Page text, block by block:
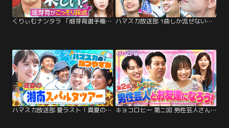
くりぃむナンタラ 「畑芽育選手権」モグライダー芝が“死んでもいい”と思った過去とは？（2026/04/06放送分） ハマスカ放送部 1曲しか流せないスパルタドライブ！（2025/09/08放送分）
ハマスカ放送部 夏ラスト！真夏の湘南スパルタツアー！（2025/09/01放送分） キョコロヒー 第二回 男性芸人さんのお友達を作ろう！！（2025/08/26放送分）